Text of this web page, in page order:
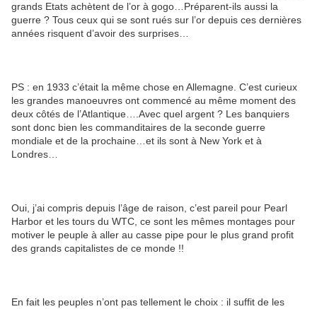
grands Etats achètent de l’or à gogo…Préparent-ils aussi la
guerre ? Tous ceux qui se sont rués sur l’or depuis ces dernières
années risquent d’avoir des surprises…
PS : en 1933 c’était la même chose en Allemagne. C’est curieux
les grandes manoeuvres ont commencé au même moment des
deux côtés de l’Atlantique….Avec quel argent ? Les banquiers
sont donc bien les commanditaires de la seconde guerre
mondiale et de la prochaine…et ils sont à New York et à
Londres…
Oui, j’ai compris depuis l’âge de raison, c’est pareil pour Pearl
Harbor et les tours du WTC, ce sont les mêmes montages pour
motiver le peuple à aller au casse pipe pour le plus grand profit
des grands capitalistes de ce monde !!
En fait les peuples n’ont pas tellement le choix : il suffit de les